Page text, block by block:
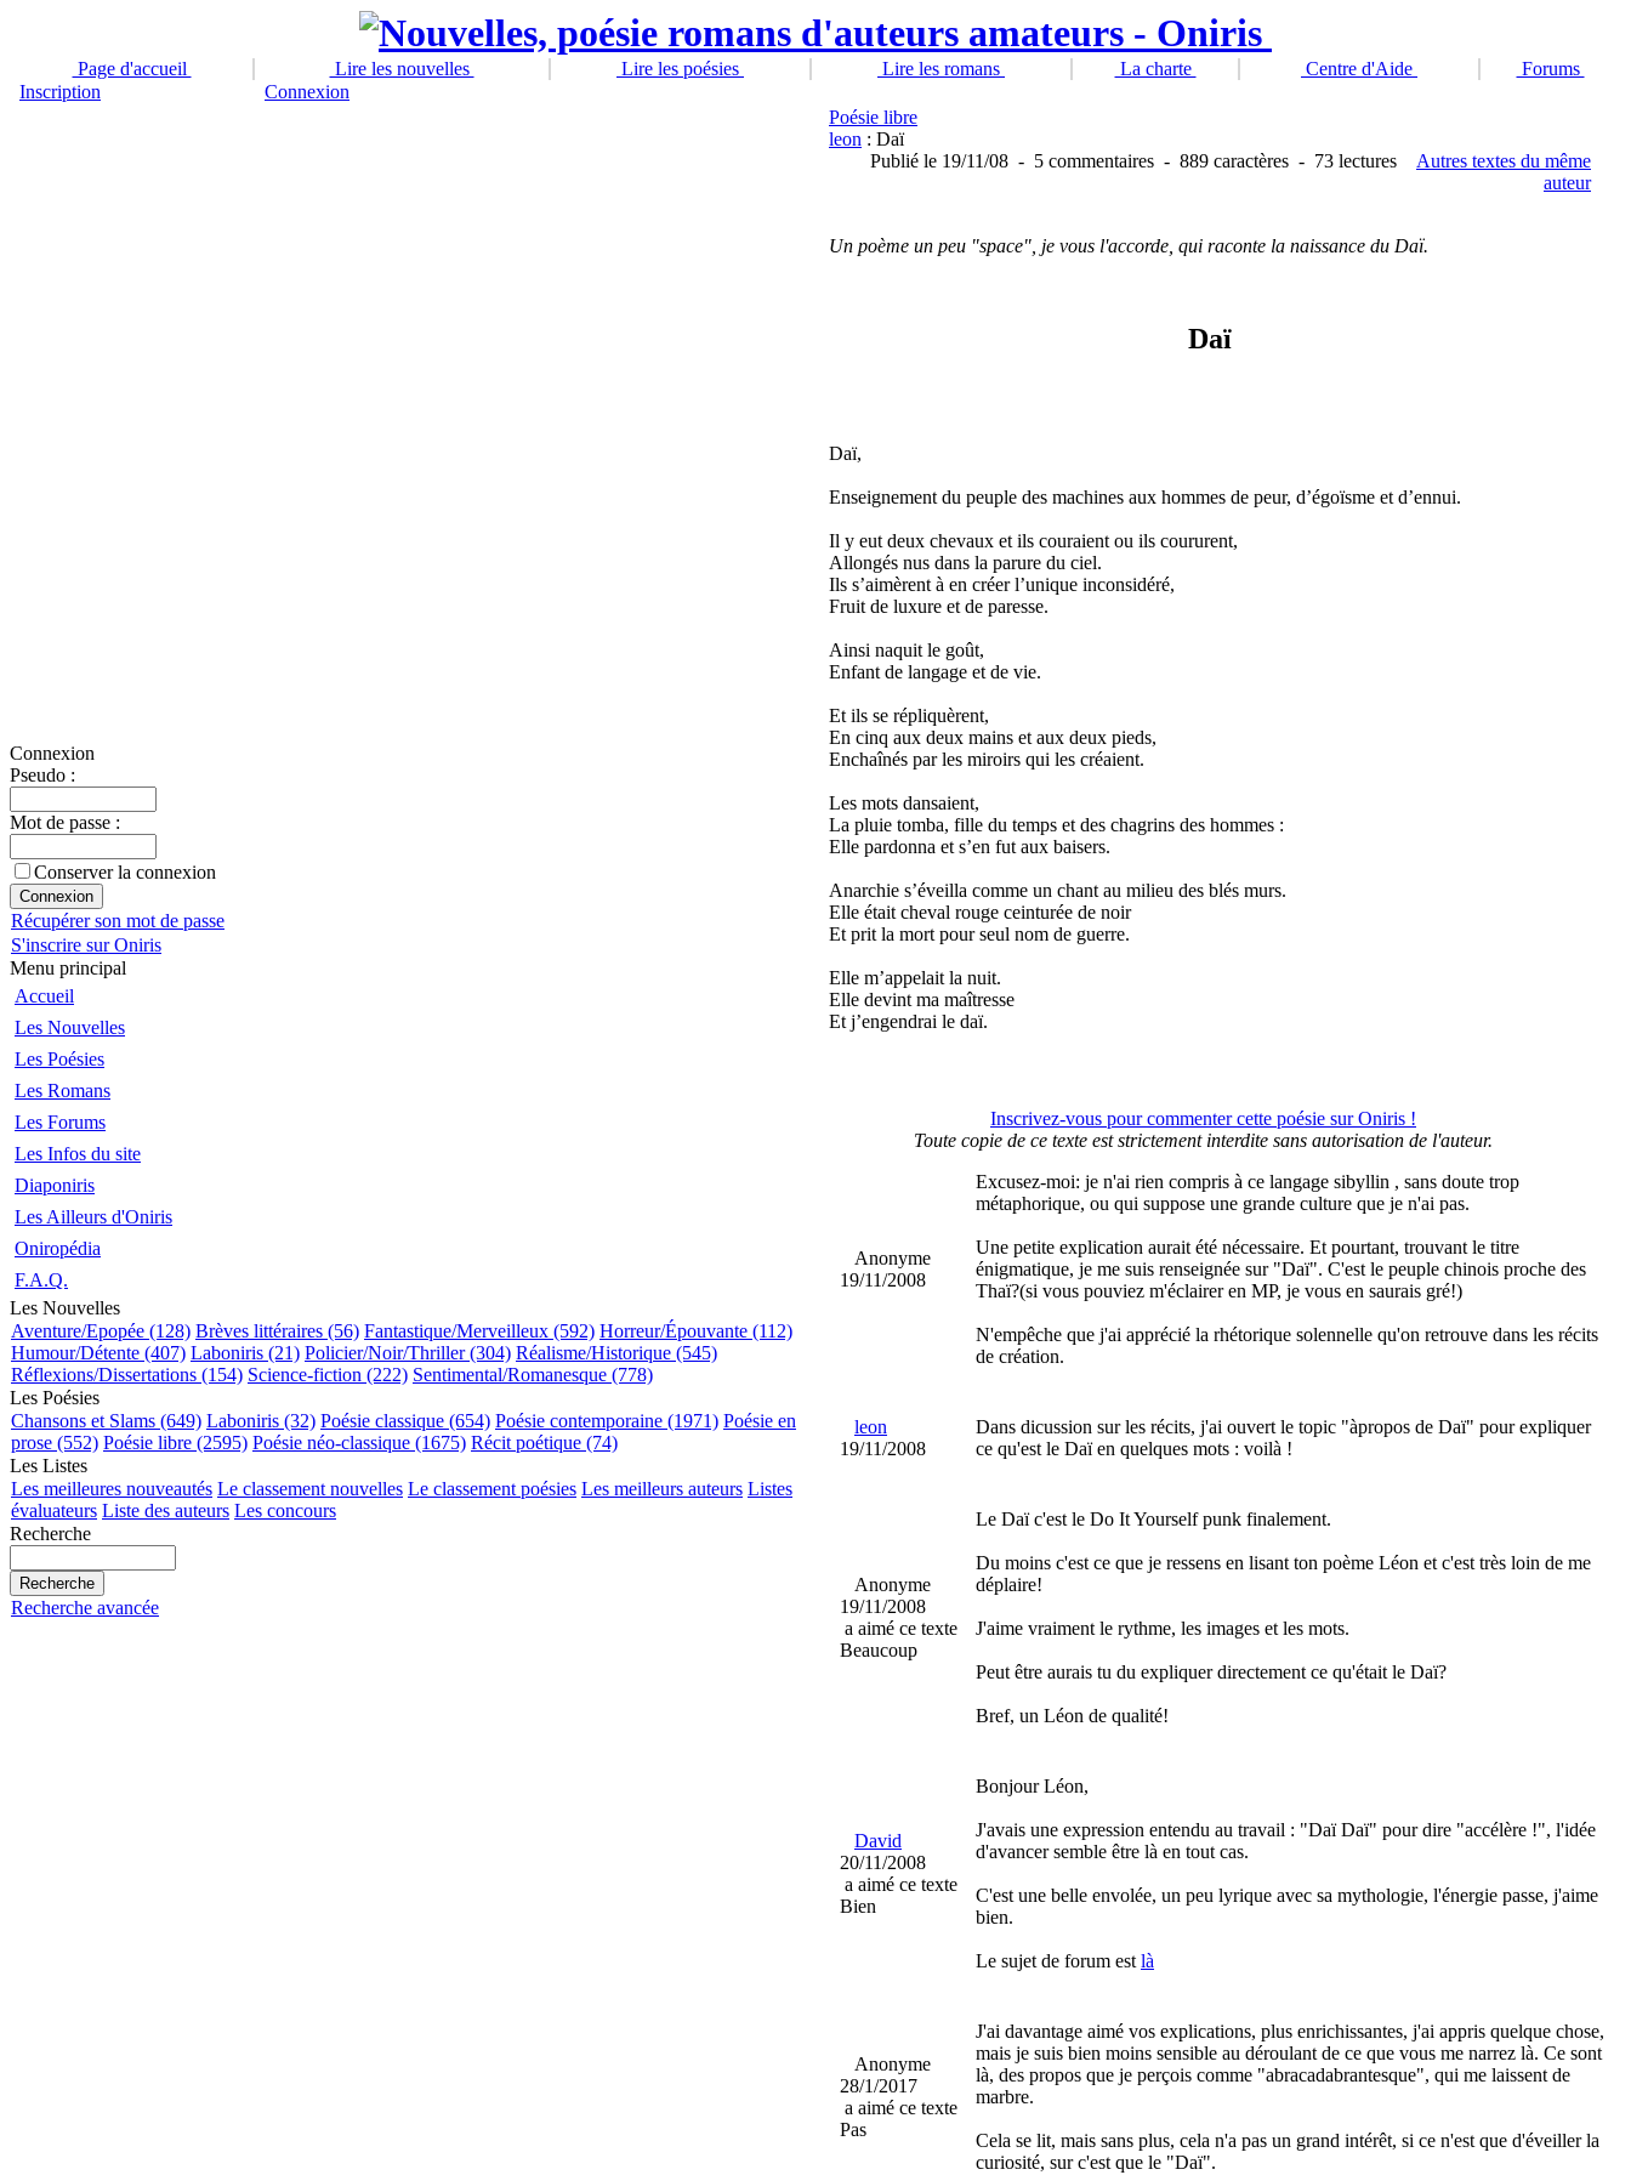
Page d'accueil Lire les nouvelles Lire les poésies Lire les romans La charte Centre d'Aide
Forums
Inscription
Connexion
Connexion
Pseudo :
Mot de passe :
Conserver la connexion
Récupérer son mot de passe
S'inscrire sur Oniris
Menu principal
Accueil
Les Nouvelles
Les Poésies
Les Romans
Les Forums
Les Infos du site
Diaponiris
Les Ailleurs d'Oniris
Oniropédia
F.A.Q.
Les Nouvelles
Aventure/Epopée (128) Brèves littéraires (56) Fantastique/Merveilleux (592) Horreur/Épouvante (112)
Humour/Détente (407) Laboniris (21) Policier/Noir/Thriller (304) Réalisme/Historique (545)
Réflexions/Dissertations (154) Science-fiction (222) Sentimental/Romanesque (778)
Les Poésies
Chansons et Slams (649) Laboniris (32) Poésie classique (654) Poésie contemporaine (1971) Poésie en
prose (552) Poésie libre (2595) Poésie néo-classique (1675) Récit poétique (74)
Les Listes
Les meilleures nouveautés Le classement nouvelles Le classement poésies Les meilleurs auteurs Listes
évaluateurs Liste des auteurs Les concours
Recherche
Recherche avancée
Poésie libre
leon : Daï
Publié le 19/11/08 - 5 commentaires - 889 caractères - 73 lectures
Autres textes du même
auteur
Un poème un peu "space", je vous l'accorde, qui raconte la naissance du Daï.
Daï
Daï,
Enseignement du peuple des machines aux hommes de peur, d’égoïsme et d’ennui.
Il y eut deux chevaux et ils couraient ou ils coururent,
Allongés nus dans la parure du ciel.
Ils s’aimèrent à en créer l’unique inconsidéré,
Fruit de luxure et de paresse.
Ainsi naquit le goût,
Enfant de langage et de vie.
Et ils se répliquèrent,
En cinq aux deux mains et aux deux pieds,
Enchaînés par les miroirs qui les créaient.
Les mots dansaient,
La pluie tomba, fille du temps et des chagrins des hommes :
Elle pardonna et s’en fut aux baisers.
Anarchie s’éveilla comme un chant au milieu des blés murs.
Elle était cheval rouge ceinturée de noir
Et prit la mort pour seul nom de guerre.
Elle m’appelait la nuit.
Elle devint ma maîtresse
Et j’engendrai le daï.
Inscrivez-vous pour commenter cette poésie sur Oniris !
Toute copie de ce texte est strictement interdite sans autorisation de l'auteur.
Anonyme
19/11/2008
Excusez-moi: je n'ai rien compris à ce langage sibyllin , sans doute trop
métaphorique, ou qui suppose une grande culture que je n'ai pas.
Une petite explication aurait été nécessaire. Et pourtant, trouvant le titre
énigmatique, je me suis renseignée sur "Daï". C'est le peuple chinois proche des
Thaï?(si vous pouviez m'éclairer en MP, je vous en saurais gré!)
N'empêche que j'ai apprécié la rhétorique solennelle qu'on retrouve dans les récits
de création.
leon
19/11/2008
Dans dicussion sur les récits, j'ai ouvert le topic "àpropos de Daï" pour expliquer
ce qu'est le Daï en quelques mots : voilà !
Anonyme
19/11/2008
a aimé ce texte
Beaucoup
Le Daï c'est le Do It Yourself punk finalement.
Du moins c'est ce que je ressens en lisant ton poème Léon et c'est très loin de me
déplaire!
J'aime vraiment le rythme, les images et les mots.
Peut être aurais tu du expliquer directement ce qu'était le Daï?
Bref, un Léon de qualité!
David
20/11/2008
a aimé ce texte
Bien
Bonjour Léon,
J'avais une expression entendu au travail : "Daï Daï" pour dire "accélère !", l'idée
d'avancer semble être là en tout cas.
C'est une belle envolée, un peu lyrique avec sa mythologie, l'énergie passe, j'aime
bien.
Le sujet de forum est là
Anonyme
28/1/2017
a aimé ce texte
Pas
J'ai davantage aimé vos explications, plus enrichissantes, j'ai appris quelque chose,
mais je suis bien moins sensible au déroulant de ce que vous me narrez là. Ce sont
là, des propos que je perçois comme "abracadabrantesque", qui me laissent de
marbre.
Cela se lit, mais sans plus, cela n'a pas un grand intérêt, si ce n'est que d'éveiller la
curiosité, sur c'est que le "Daï".